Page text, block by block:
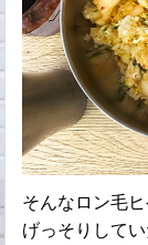
そんなロン毛
げっそりして